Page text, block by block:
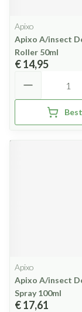
Apixo
Apixo A/insect
Roller 50ml
€ 14,95
Apixo
Apixo A/insect
Spray 100ml
€ 17,61